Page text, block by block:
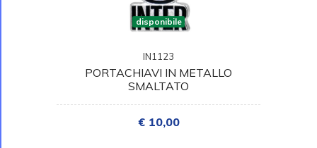
disponibile
IN1123
PORTACHIAVI IN METALLO
SMALTATO
€ 10,00